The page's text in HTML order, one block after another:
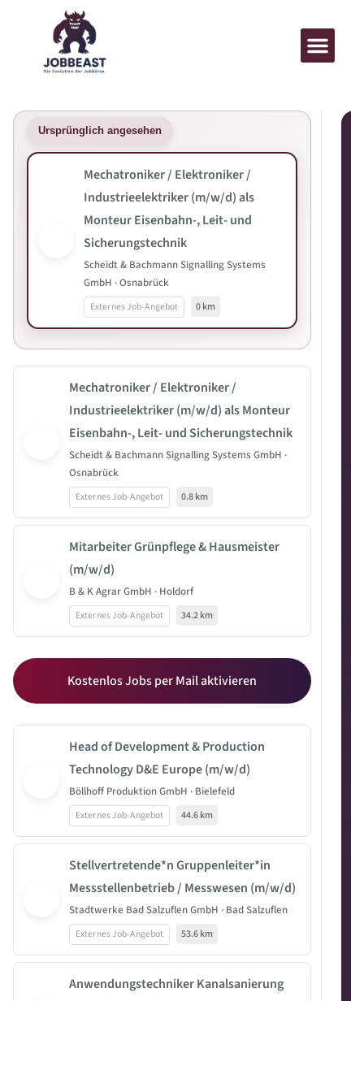
Ursprünglich angesehen
Mechatroniker / Elektroniker /
Industrieelektriker (m/w/d) als
Monteur Eisenbahn-, Leit- und
Sicherungstechnik
Scheidt & Bachmann Signalling Systems
GmbH · Osnabrück
Externes Job-Angebot 0 km
Mechatroniker / Elektroniker /
Industrieelektriker (m/w/d) als Monteur
Eisenbahn-, Leit- und Sicherungstechnik
Scheidt & Bachmann Signalling Systems GmbH ·
Osnabrück
Externes Job-Angebot 0.8 km
Mitarbeiter Grünpflege & Hausmeister
(m/w/d)
B & K Agrar GmbH · Holdorf
Externes Job-Angebot 34.2 km
Kostenlos Jobs per Mail aktivieren
Head of Development & Production
Technology D&E Europe (m/w/d)
Böllhoff Produktion GmbH · Bielefeld
Externes Job-Angebot 44.6 km
Stellvertretende*n Gruppenleiter*in
Messstellenbetrieb / Messwesen (m/w/d)
Stadtwerke Bad Salzuflen GmbH · Bad Salzuflen
Externes Job-Angebot 53.6 km
Anwendungstechniker Kanalsanierung